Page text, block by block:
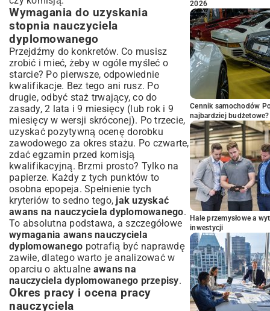
Wymagania do uzyskania
stopnia nauczyciela
dyplomowanego
Przejdźmy do konkretów. Co musisz
zrobić i mieć, żeby w ogóle myśleć o
starcie? Po pierwsze, odpowiednie
kwalifikacje. Bez tego ani rusz. Po
drugie, odbyć staż trwający, co do
zasady, 2 lata i 9 miesięcy (lub rok i 9
miesięcy w wersji skróconej). Po trzecie,
uzyskać pozytywną ocenę dorobku
zawodowego za okres stażu. Po czwarte,
zdać egzamin przed komisją
kwalifikacyjną. Brzmi prosto? Tylko na
papierze. Każdy z tych punktów to
osobna epopeja. Spełnienie tych
kryteriów to sedno tego, jak uzyskać
awans na nauczyciela dyplomowanego.
To absolutna podstawa, a szczegółowe
wymagania awans nauczyciela
dyplomowanego potrafią być naprawdę
zawiłe, dlatego warto je analizować w
oparciu o aktualne awans na
nauczyciela dyplomowanego przepisy.
Okres pracy i ocena pracy
nauczyciela
2026
Cennik samochodów
najbardziej budżetowe?
Hale przemysłowe a
inwestycji